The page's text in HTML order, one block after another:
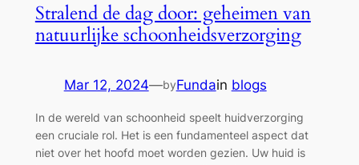
Stralend de dag door: geheimen van
natuurlijke schoonheidsverzorging
Mar 12, 2024—byFundain blogs
In de wereld van schoonheid speelt huidverzorging
een cruciale rol. Het is een fundamenteel aspect dat
niet over het hoofd moet worden gezien. Uw huid is